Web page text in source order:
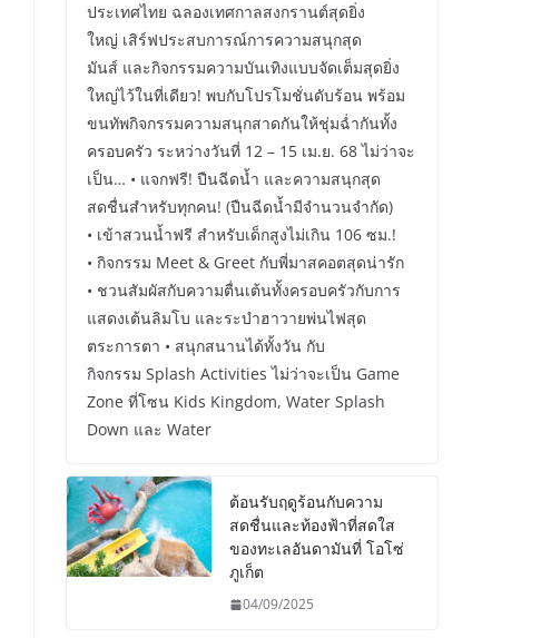
ประเทศไทย ฉลองเทศกาลสงกรานต์สุดยิ่ง
ใหญ่ เสิร์ฟประสบการณ์การความสนุกสุด
มันส์ และกิจกรรมความบันเทิงแบบจัดเต็มสุดยิ่ง
ใหญ่ไว้ในที่เดียว! พบกับโปรโมชั่นดับร้อน พร้อม
ขนทัพกิจกรรมความสนุกสาดกันให้ชุ่มฉ่ำกันทั้ง
ครอบครัว ระหว่างวันที่ 12 – 15 เม.ย. 68 ไม่ว่าจะ
เป็น… • แจกฟรี! ปืนฉีดน้ำ และความสนุกสุด
สดชื่นสำหรับทุกคน! (ปืนฉีดน้ำมีจำนวนจำกัด)
• เข้าสวนน้ำฟรี สำหรับเด็กสูงไม่เกิน 106 ซม.!
• กิจกรรม Meet & Greet กับพี่มาสคอตสุดน่ารัก
• ชวนสัมผัสกับความตื่นเต้นทั้งครอบครัวกับการ
แสดงเต้นลิมโบ และระบำฮาวายพ่นไฟสุด
ตระการตา • สนุกสนานได้ทั้งวัน กับ
กิจกรรม Splash Activities ไม่ว่าจะเป็น Game
Zone ที่โซน Kids Kingdom, Water Splash
Down และ Water
ต้อนรับฤดูร้อนกับความ
สดชื่นและท้องฟ้าที่สดใส
ของทะเลอันดามันที่ โอโซ่
ภูเก็ต
04/09/2025